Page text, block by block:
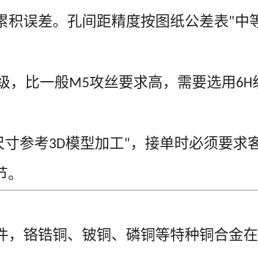
积误差。孔间距精度按图纸公差表"中
，比一般M5攻丝要求高，需要选用 6H
寸参考3D模型加工" ，接单时必须要求
，铬锆铜、铍铜、磷铜等特种铜合金